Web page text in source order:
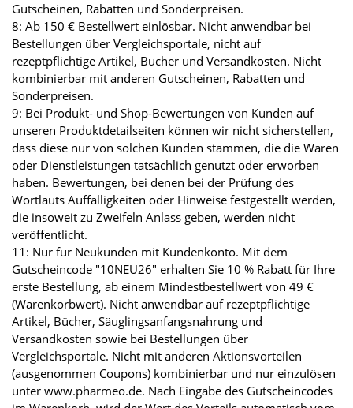
Gutscheinen, Rabatten und Sonderpreisen.
8: Ab 150 € Bestellwert einlösbar. Nicht anwendbar bei
Bestellungen über Vergleichsportale, nicht auf
rezeptpflichtige Artikel, Bücher und Versandkosten. Nicht
kombinierbar mit anderen Gutscheinen, Rabatten und
Sonderpreisen.
9: Bei Produkt- und Shop-Bewertungen von Kunden auf
unseren Produktdetailseiten können wir nicht sicherstellen,
dass diese nur von solchen Kunden stammen, die die Waren
oder Dienstleistungen tatsächlich genutzt oder erworben
haben. Bewertungen, bei denen bei der Prüfung des
Wortlauts Auffälligkeiten oder Hinweise festgestellt werden,
die insoweit zu Zweifeln Anlass geben, werden nicht
veröffentlicht.
11: Nur für Neukunden mit Kundenkonto. Mit dem
Gutscheincode "10NEU26" erhalten Sie 10 % Rabatt für Ihre
erste Bestellung, ab einem Mindestbestellwert von 49 €
(Warenkorbwert). Nicht anwendbar auf rezeptpflichtige
Artikel, Bücher, Säuglingsanfangsnahrung und
Versandkosten sowie bei Bestellungen über
Vergleichsportale. Nicht mit anderen Aktionsvorteilen
(ausgenommen Coupons) kombinierbar und nur einzulösen
unter www.pharmeo.de. Nach Eingabe des Gutscheincodes